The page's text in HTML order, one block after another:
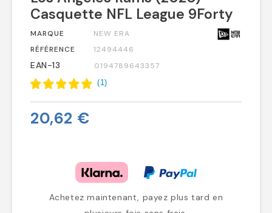
Casquette NFL League 9Forty
MARQUE
NEW ERA
RÉFÉRENCE
12494446
EAN-13 0194789643357
(1)
20,62 €
Achetez maintenant, payez plus tard en